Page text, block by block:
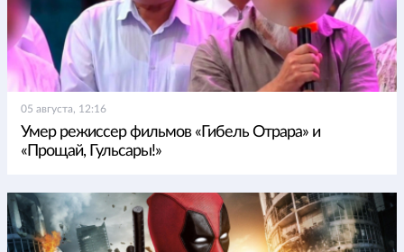
05 августа, 12:16
Умер режиссер фильмов «Гибель Отрара» и
«Прощай, Гульсары!»